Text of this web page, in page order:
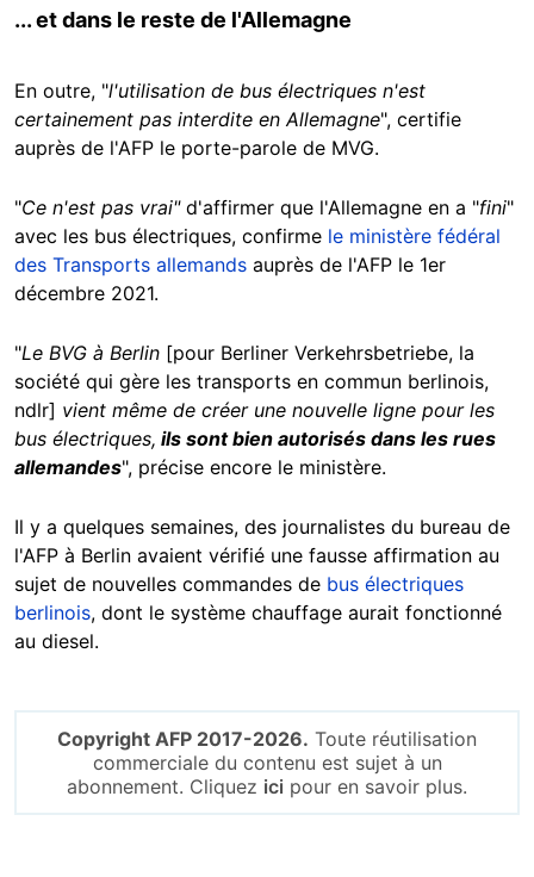
... et dans le reste de l'Allemagne
En outre, "l'utilisation de bus électriques n'est
certainement pas interdite en Allemagne", certifie
auprès de l'AFP le porte-parole de MVG.
"Ce n'est pas vrai"d'affirmer que l'Allemagne en a "fini"
avec les bus électriques, confirme le ministère fédéral
des Transports allemands auprès de l'AFP le 1er
décembre 2021.
"Le BVG à Berlin [pour Berliner Verkehrsbetriebe, la
société qui gère les transports en commun berlinois,
ndlr] vient même de créer une nouvelle ligne pour les
bus électriques, ils sont bien autorisés dans les rues
allemandes", précise encore le ministère.
Il y a quelques semaines, des journalistes du bureau de
l'AFP à Berlin avaient vérifié une fausse affirmation au
sujet de nouvelles commandes de bus électriques
berlinois, dont le système chauffage aurait fonctionné
au diesel.
Copyright AFP 2017-2026. Toute réutilisation
commerciale du contenu est sujet à un
abonnement. Cliquez ici pour en savoir plus.